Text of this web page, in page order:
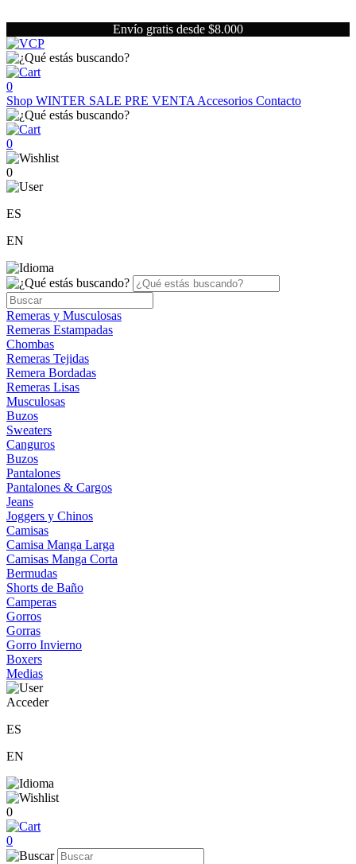
Envío gratis desde $8.000
0
Shop WINTER SALE PRE VENTA Accesorios Contacto
0
0
ES
EN
Remeras y Musculosas
Remeras Estampadas
Chombas
Remeras Tejidas
Remera Bordadas
Remeras Lisas
Musculosas
Buzos
Sweaters
Canguros
Buzos
Pantalones
Pantalones & Cargos
Jeans
Joggers y Chinos
Camisas
Camisa Manga Larga
Camisas Manga Corta
Bermudas
Shorts de Baño
Camperas
Gorros
Gorras
Gorro Invierno
Boxers
Medias
Acceder
ES
EN
0
0